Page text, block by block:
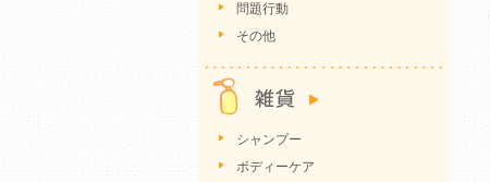
問題行動
その他
シャンプー
ボディーケア